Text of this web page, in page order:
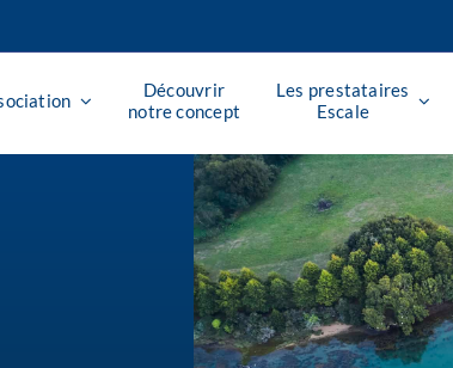
Découvrir
notre concept
Les prestataires
Escale